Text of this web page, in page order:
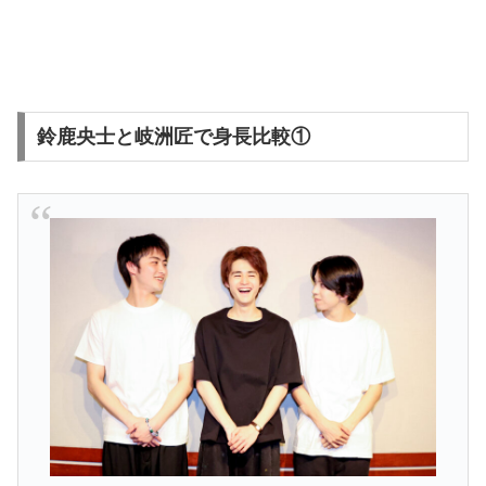
鈴鹿央士と岐洲匠で身長比較①